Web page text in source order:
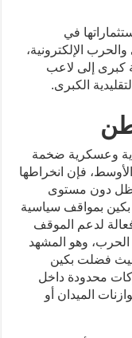
في
الإلكترونية،
كبرى إلى لاعب
الكبرى.
وعسكرية ضخمة
فإن انخراطها
ظل دون مستوى
بمواقف سياسية
لدعم الموقف
الحرب، وهو المشهد
حيث فضلت بكين
محدودة داخل
الميدان أو